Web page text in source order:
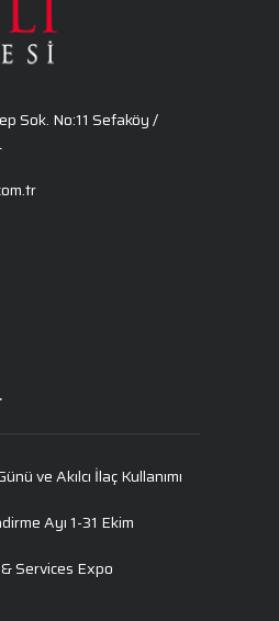
Belirtiler, Nedenler, Tanı
Sok. No:11 Sefaköy /
ve Akılcı İlaç Kullanımı
Ayı 1-31 Ekim
Services Expo